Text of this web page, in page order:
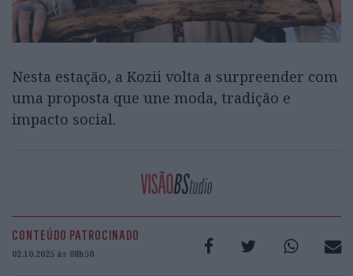
Nesta estação, a Kozii volta a surpreender com
uma proposta que une moda, tradição e
impacto social.
CONTEÚDO PATROCINADO
02.10.2025 às 08h50